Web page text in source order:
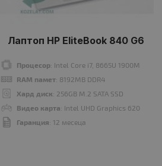
Лаптоп HP EliteBook 840 G6
Процесор: Intel Core i7, 8665U 1900MHz 8MB
RAM памет: 8192MB DDR4
Хард диск: 256GB M.2 SATA SSD
Видео карта: Intel UHD Graphics 620
Гаранция: 12 месеца